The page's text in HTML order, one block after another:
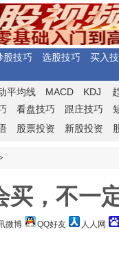
股技巧 选股技巧
买入
平均线 MACD KDJ
看盘技巧 跟庄技巧
股票投资 新股投资
买，不一
微博 QQ好友 人人网